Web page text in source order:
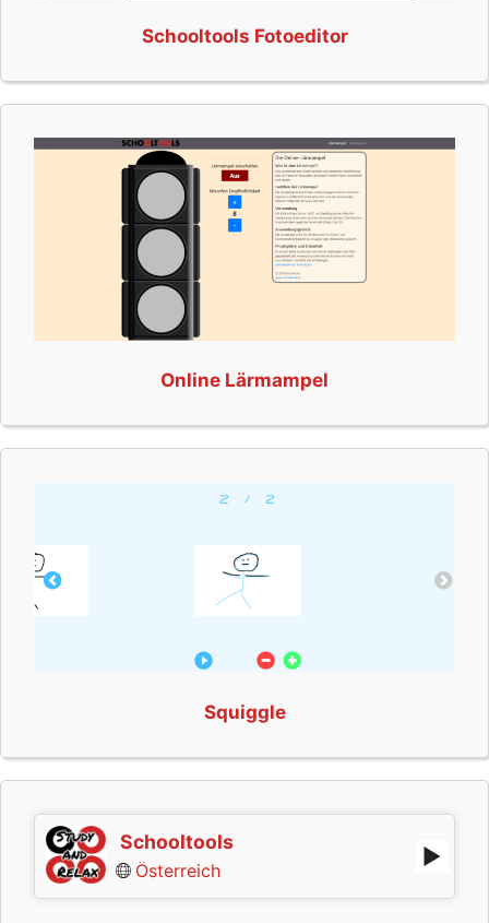
Schooltools Fotoeditor
Online Lärmampel
Squiggle
Schooltools
Österreich